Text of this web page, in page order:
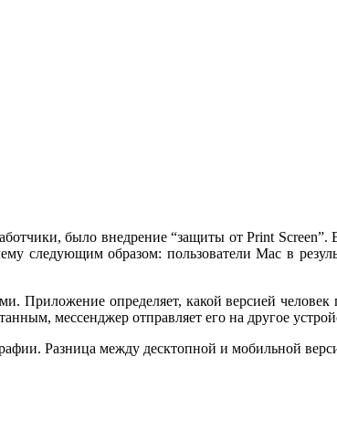
было внедрение “защиты от Print Screen”.
следующим образом: пользователи Mac в
Приложение определяет, какой версией человек
мессенджер отправляет его на другое
Разница между десктопной и мобильной